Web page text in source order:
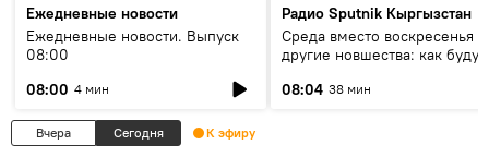
Ежедневные новости
Ежедневные новости. Выпуск
08:00
08:00 4 мин
Радио Sputnik Кыргызстан
Среда вместо воскресенья и
другие новшества: как будут
08:04 38 мин
Вчера Сегодня К эфиру